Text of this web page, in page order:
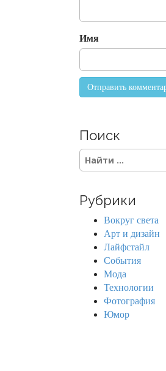
n
Имя
Поиск
S
e
c
Рубрики
Вокруг света
Арт и дизайн
Лайфстайл
События
Мода
Технологии
Фотография
Юмор